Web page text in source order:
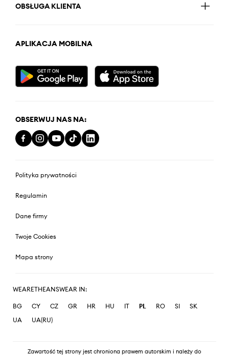
OBSŁUGA KLIENTA
APLIKACJA MOBILNA
OBSERWUJ NAS NA:
Polityka prywatności
Regulamin
Dane firmy
Twoje Cookies
Mapa strony
WEARETHEANSWEAR IN:
BG CY CZ GR HR HU IT PL RO SI
SK
UA
UA(RU)
Zawartość tej strony jest chroniona prawem autorskim i należy do